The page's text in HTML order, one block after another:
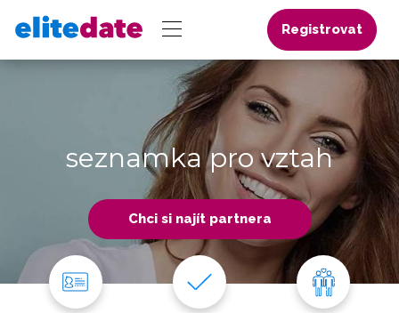
Registrovat
seznamka pro vztah
Chci si najít partnera